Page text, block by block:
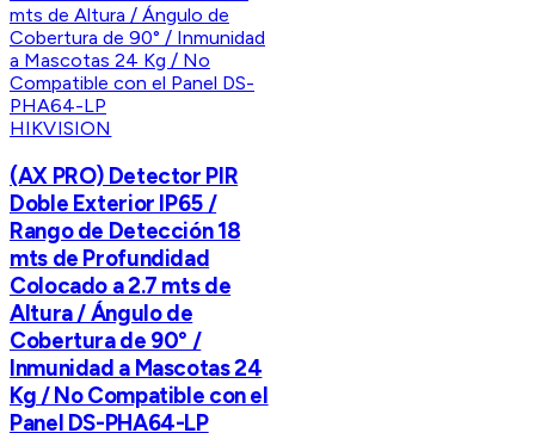
HIKVISION
(AX PRO) Detector PIR
Doble Exterior IP65 /
Rango de Detección 18
mts de Profundidad
Colocado a 2.7 mts de
Altura / Ángulo de
Cobertura de 90° /
Inmunidad a Mascotas 24
Kg / No Compatible con el
Panel DS-PHA64-LP